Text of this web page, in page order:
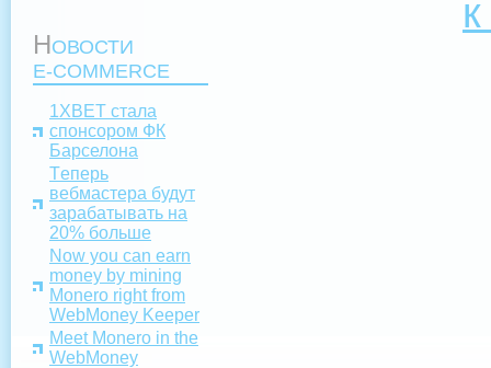
НОВОСТИ
E-COMMERCE
1XBET стала
спонсором ФК
Барселона
Tеперь
вебмастера будут
зарабатывать на
20% больше
Now you can earn
money by mining
Monero right from
WebMoney Keeper
Meet Monero in the
WebMoney